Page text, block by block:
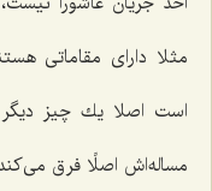
مثلا دارای مقاماتی
است اصلا یك چیز
مساله‌اش اصلًا فرق